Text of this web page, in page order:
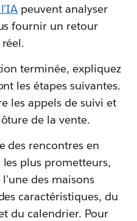
peuvent analyser
fournir un retour
terminée, expliquez
les étapes suivantes.
les appels de suivi et
de la vente.
des rencontres en
plus prometteurs,
des maisons
caractéristiques, du
du calendrier. Pour